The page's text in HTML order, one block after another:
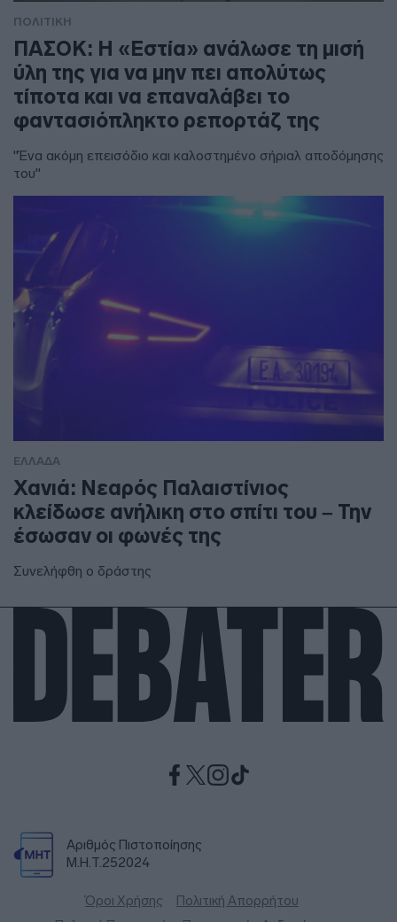
ΠΟΛΙΤΙΚΗ
ΠΑΣΟΚ: Η «Εστία» ανάλωσε τη μισή
ύλη της για να μην πει απολύτως
τίποτα και να επαναλάβει το
φαντασιόπληκτο ρεπορτάζ της
"Ένα ακόμη επεισόδιο και καλοστημένο σήριαλ αποδόμησης
του"
ΕΛΛΑΔΑ
Χανιά: Νεαρός Παλαιστίνιος
κλείδωσε ανήλικη στο σπίτι του – Την
έσωσαν οι φωνές της
Συνελήφθη ο δράστης
Αριθμός Πιστοποίησης
Μ.Η.Τ.252024
Όροι Χρήσης
Πολιτική Απορρήτου